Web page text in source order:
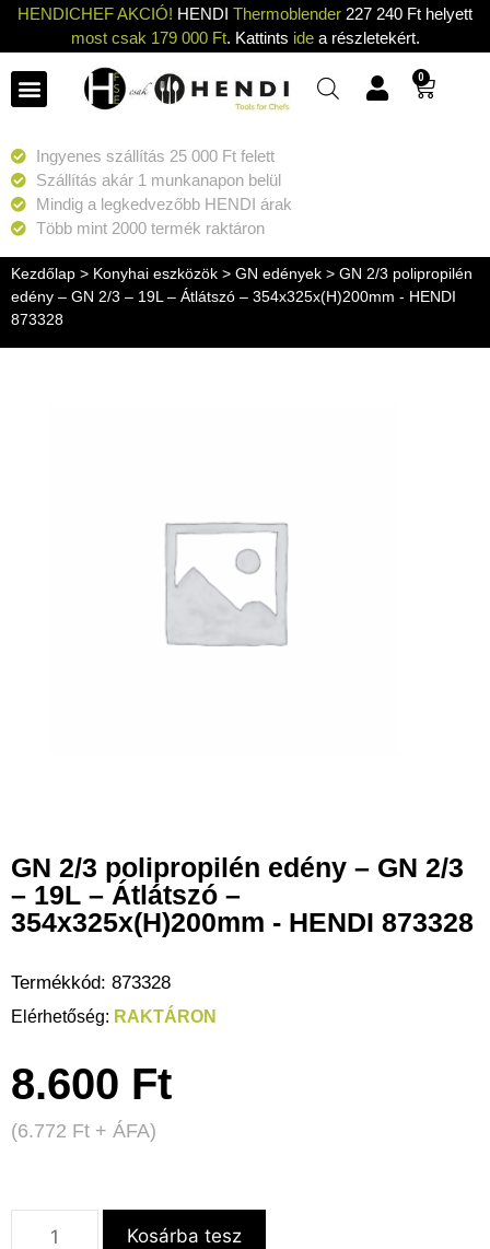
HENDICHEF AKCIÓ! HENDI Thermoblender 227 240 Ft helyett
most csak 179 000 Ft. Kattints idea részletekért.
0
Ingyenes szállítás 25 000 Ft felett
Szállítás akár 1 munkanapon belül
Mindig a legkedvezőbb HENDI árak
Több mint 2000 termék raktáron
Kezdőlap > Konyhai eszközök > GN edények > GN 2/3 polipropilén
edény – GN 2/3 – 19L – Átlátszó – 354x325x(H)200mm - HENDI
873328
GN 2/3 polipropilén edény – GN 2/3
– 19L – Átlátszó –
354x325x(H)200mm - HENDI 873328
Termékkód: 873328
RAKTÁRON
8.600 Ft
(6.772 Ft + ÁFA)
Kosárba tesz